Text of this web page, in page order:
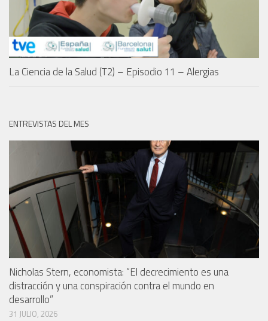
La Ciencia de la Salud (T2) – Episodio 11 – Alergias
ENTREVISTAS DEL MES
Nicholas Stern, economista: “El decrecimiento es una
distracción y una conspiración contra el mundo en
desarrollo”
31 JULIO, 2026